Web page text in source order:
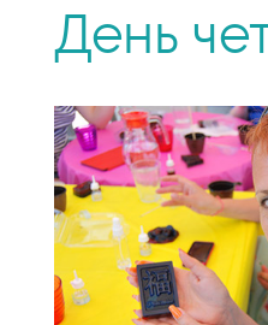
День